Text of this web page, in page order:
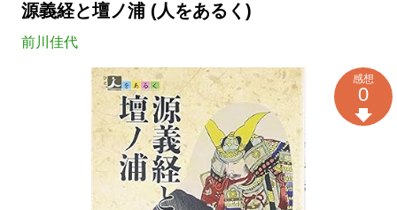
源義経と壇ノ浦 (人をあるく)
前川佳代
感想
0